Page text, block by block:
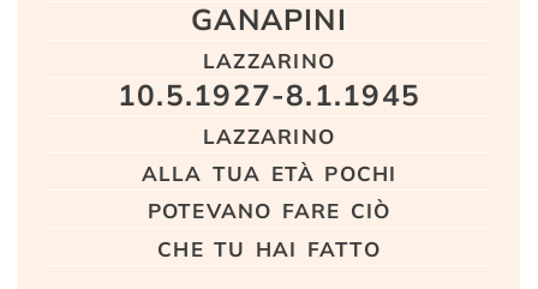
GANAPINI
lazzarino
10.5.1927-8.1.1945
lazzarino
alla tua età pochi
potevano fare ciò
che tu hai fatto